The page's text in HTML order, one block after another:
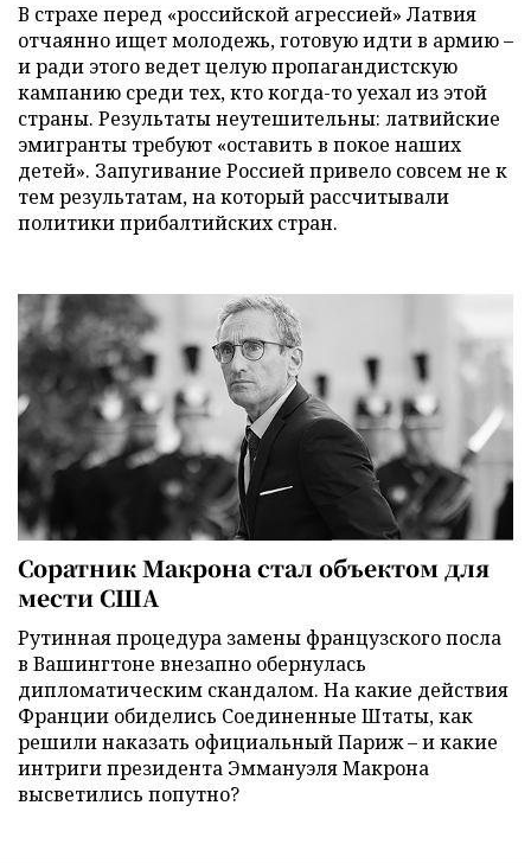
В страхе перед «российской агрессией» Латвия
отчаянно ищет молодежь, готовую идти в армию –
и ради этого ведет целую пропагандистскую
кампанию среди тех, кто когда-то уехал из этой
страны. Результаты неутешительны: латвийские
эмигранты требуют «оставить в покое наших
детей». Запугивание Россией привело совсем не к
тем результатам, на который рассчитывали
политики прибалтийских стран.
Соратник Макрона стал объектом для
мести США
Рутинная процедура замены французского посла
в Вашингтоне внезапно обернулась
дипломатическим скандалом. На какие действия
Франции обиделись Соединенные Штаты, как
решили наказать официальный Париж – и какие
интриги президента Эммануэля Макрона
высветились попутно?